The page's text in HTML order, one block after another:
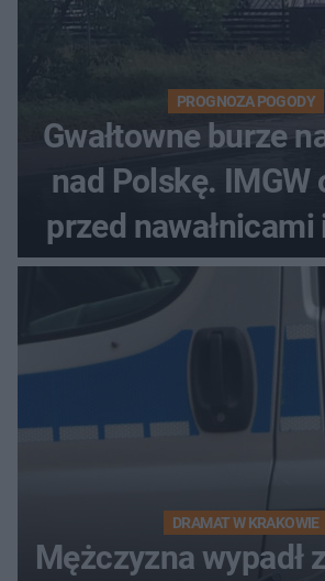
PROGNOZA POGODY
Gwałtowne burze
nad Polskę. IMGW
przed nawałnicami
DRAMAT W KRAKOWIE
Mężczyzna wypadł